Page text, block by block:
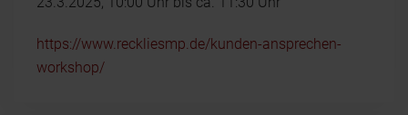
https://www.reckliesmp.de/kunden-ansprechen-
workshop/